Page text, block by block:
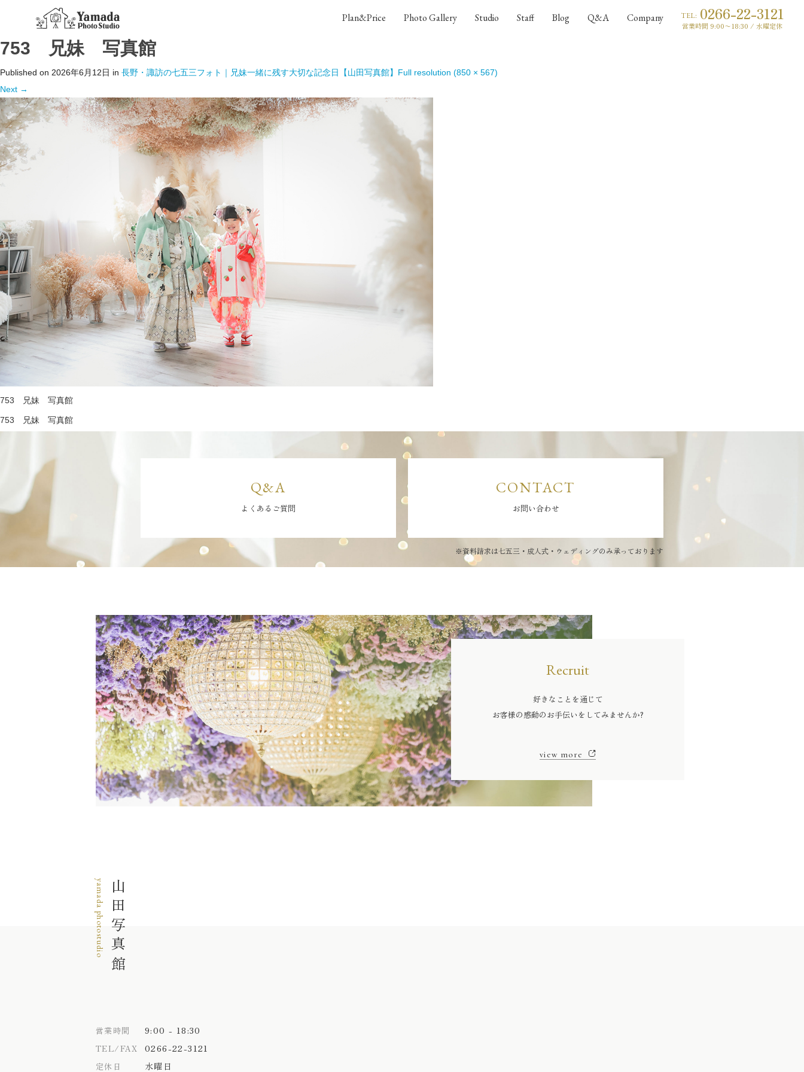
Plan&Price Photo Gallery Studio Staff Blog Q&A Company TEL: 0266-22-3121
営業時間 9:00〜18:30 / 水曜定休
753 兄妹 写真館
Published on 2026年6月12日 in 長野・諏訪の七五三フォト｜兄妹一緒に残す大切な記念日【山田写真館】 Full resolution (850 × 567)
Next →
753 兄妹 写真館
753 兄妹 写真館
Q&A
よくあるご質問
CONTACT
お問い合わせ
※資料請求は七五三・成人式・ウェディングのみ承っております
Recruit
好きなことを通じて
お客様の感動のお手伝いをしてみませんか?
view more
山田写真館
yamada photostudio
営業時間 9:00 - 18:30
TEL/FAX 0266-22-3121
定休日 水曜日